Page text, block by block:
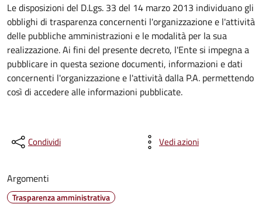
Le disposizioni del D.Lgs. 33 del 14 marzo 2013 individuano gli
obblighi di trasparenza concernenti l'organizzazione e l'attività
delle pubbliche amministrazioni e le modalità per la sua
realizzazione. Ai fini del presente decreto, l'Ente si impegna a
pubblicare in questa sezione documenti, informazioni e dati
concernenti l'organizzazione e l'attività dalla P.A. permettendo
così di accedere alle informazioni pubblicate.
Condividi Vedi azioni
Argomenti
Trasparenza amministrativa